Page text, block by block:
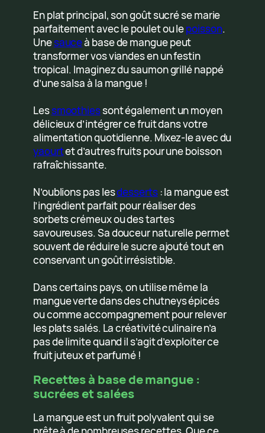
En plat principal, son goût sucré se marie
parfaitement avec le poulet ou lepoisson.
Unesauceà base de mangue peut
transformer vos viandes en un festin
tropical. Imaginez du saumon grillé nappé
d’une salsa à la mangue !
Lessmoothiessont également un moyen
délicieux d’intégrer ce fruit dans votre
alimentation quotidienne. Mixez-le avec du
yaourtet d’autres fruits pour une boisson
rafraîchissante.
N’oublions pas lesdesserts: la mangue est
l’ingrédient parfait pour réaliser des
sorbets crémeux ou des tartes
savoureuses. Sa douceur naturelle permet
souvent de réduire le sucre ajouté tout en
conservant un goût irrésistible.
Dans certains pays, on utilise même la
mangue verte dans des chutneys épicés
ou comme accompagnement pour relever
les plats salés. La créativité culinaire n’a
pas de limite quand il s’agit d’exploiter ce
fruit juteux et parfumé !
Recettes à base de mangue :
sucrées et salées
La mangue est un fruit polyvalent qui se